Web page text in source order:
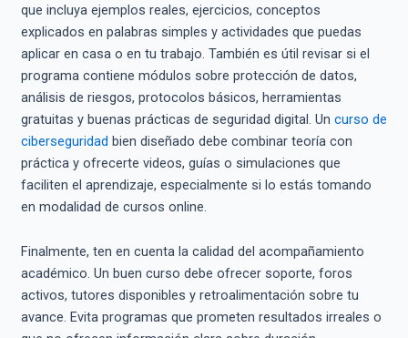
que incluya ejemplos reales, ejercicios, conceptos
explicados en palabras simples y actividades que puedas
aplicar en casa o en tu trabajo. También es útil revisar si el
programa contiene módulos sobre protección de datos,
análisis de riesgos, protocolos básicos, herramientas
gratuitas y buenas prácticas de seguridad digital. Un curso de
ciberseguridad bien diseñado debe combinar teoría con
práctica y ofrecerte videos, guías o simulaciones que
faciliten el aprendizaje, especialmente si lo estás tomando
en modalidad de cursos online.
Finalmente, ten en cuenta la calidad del acompañamiento
académico. Un buen curso debe ofrecer soporte, foros
activos, tutores disponibles y retroalimentación sobre tu
avance. Evita programas que prometen resultados irreales o